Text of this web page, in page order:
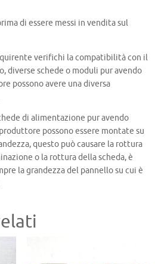
di essere messi in vendita sul
verifichi la compatibilità con il
diverse schede o moduli pur avendo
possono avere una diversa
di alimentazione pur avendo
possono essere montate su
questo può causare la rottura
o la rottura della scheda, è
la grandezza del pannello su cui è